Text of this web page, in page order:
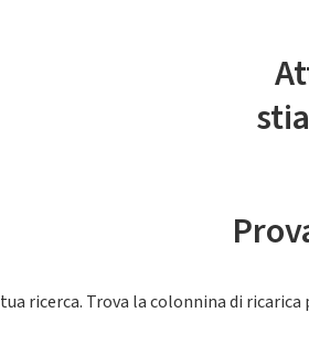
ricerca. Trova la colonnina di